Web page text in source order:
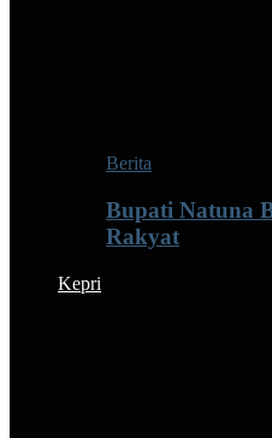
Berita
Bupati Natuna
Rakyat
Kepri